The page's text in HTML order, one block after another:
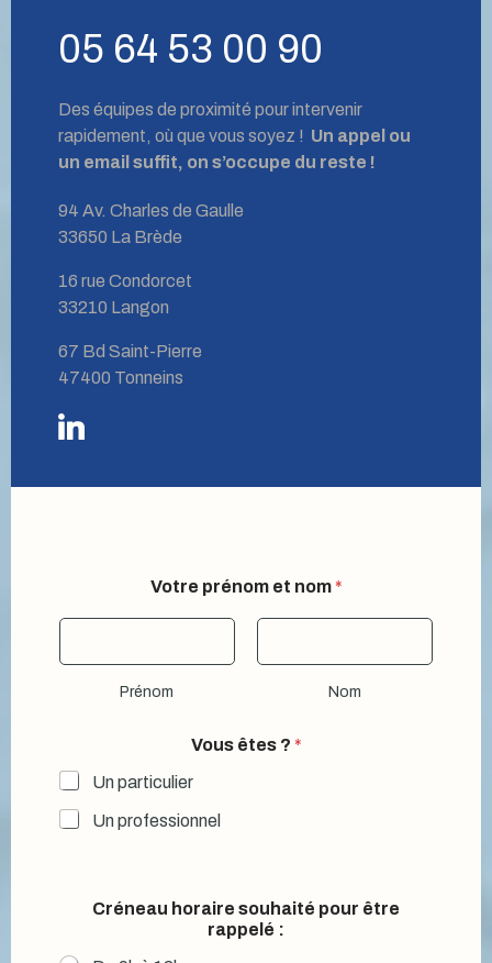
05 64 53 00 90
Des équipes de proximité pour intervenir
rapidement, où que vous soyez ! Un appel ou
un email suffit, on s’occupe du reste !
94 Av. Charles de Gaulle
33650 La Brède
16 rue Condorcet
33210 Langon
67 Bd Saint-Pierre
47400 Tonneins
Votre prénom et nom *
Prénom Nom
o
o
m
Vous êtes ? *
Un particulier
Un professionnel
Créneau horaire souhaité pour être
rappelé :